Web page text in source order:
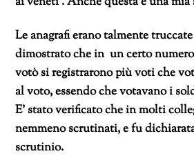
Le anagrafi erano talmente
dimostrato che in un certo
votò si registrarono più voti che
al voto, essendo che votavano i
E’ stato verificato che in molti
nemmeno scrutinati, e fu
scrutinio.